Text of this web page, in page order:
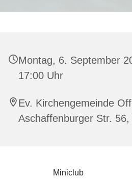
Montag, 6. September
17:00 Uhr
Ev. Kirchengemeinde
Aschaffenburger Str.
Miniclub